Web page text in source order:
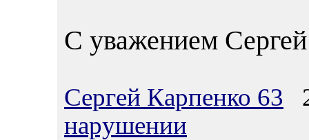
С уважением
Сергей Карпенко 63
нарушении